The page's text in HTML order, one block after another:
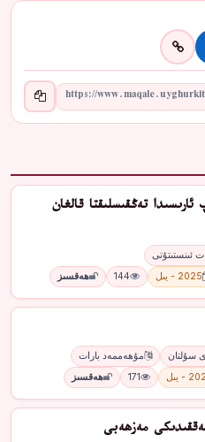
تەڭقىسلىقتا قالغان
ئىنستىتۇتى
2025 - يىل 144 ھەقسىز
سۇلتان
مۇھەممەد بارات
- يىل 171 ھەقسىز
مەزھەبى